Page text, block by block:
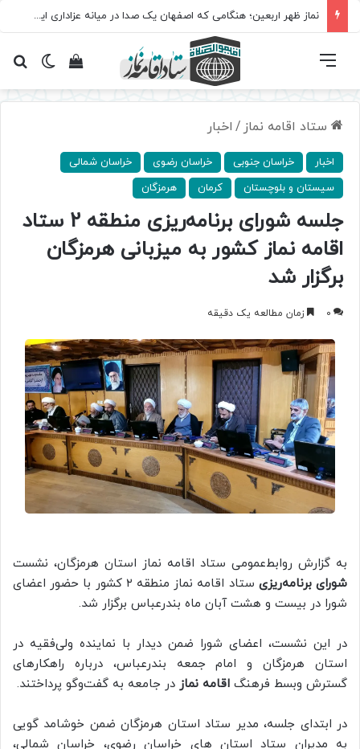
نماز ظهر اربعین؛ هنگامی که اصفهان یک صدا در میانه عزاداری ایستاد
تغییرمشاهده فهرست
ستاد اقامه نماز / اخبار
اخبار خراسان جنوبی خراسان رضوی
خراسان شمالی
سیستان و بلوچستان
کرمان هرمزگان
جلسه شورای برنامه‌ریزی منطقه 2 ستاد
اقامه نماز کشور به میزبانی هرمزگان
برگزار شد
0 زمان مطالعه یک دقیقه
به گزارش روابط‌عمومی ستاد اقامه نماز استان هرمزگان، نشست
شورای برنامه‌ریزی
ستاد اقامه نماز منطقه ۲ کشور با حضور اعضای
شورا در بیست و هشت آبان ماه بندرعباس برگزار شد.
در این نشست، اعضای شورا ضمن دیدار با نماینده ولی‌فقیه در
استان هرمزگان و امام جمعه بندرعباس، درباره راهکارهای
گسترش وبسط فرهنگ اقامه نماز در جامعه به گفت‌وگو پرداختند.
در ابتدای جلسه، مدیر ستاد استان هرمزگان ضمن خوشامد گویی
به مدیران ستاد استان های خراسان رضوی، خراسان شمالی،